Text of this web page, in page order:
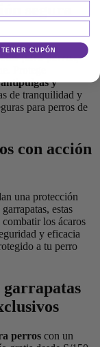
segura
para perros,
Protege
y
de tranquilidad y
para perros de
con acción
una protección
estas
los ácaros
y eficacia
a tu perro
garrapatas
perros con un
CUPÓN